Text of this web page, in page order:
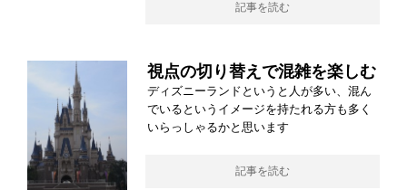
記事を読む
視点の切り替えで混雑を楽しむ
ディズニーランドというと人が多い、混ん
でいるというイメージを持たれる方も多く
いらっしゃるかと思います
記事を読む